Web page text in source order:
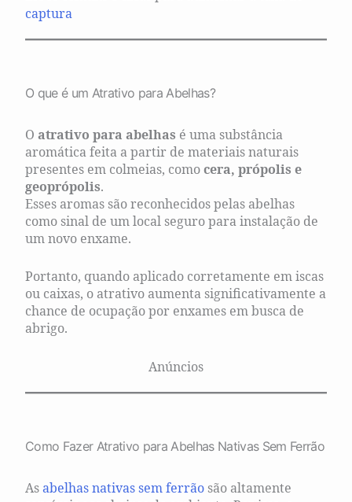
captura
O que é um Atrativo para Abelhas?
O atrativo para abelhas é uma substância
aromática feita a partir de materiais naturais
presentes em colmeias, comocera, própolis e
geoprópolis.
Esses aromas são reconhecidos pelas abelhas
como sinal de um local seguro para instalação de
um novo enxame.
Portanto, quando aplicado corretamente em iscas
ou caixas, o atrativo aumenta significativamente a
chance de ocupação por enxames em busca de
abrigo.
Anúncios
Como Fazer Atrativo para Abelhas Nativas Sem Ferrão
Asabelhas nativas sem ferrãosão altamente